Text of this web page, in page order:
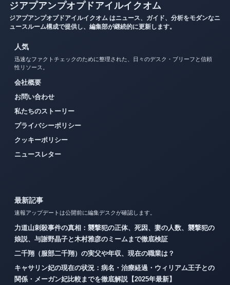
ジアプアンプオプドアイルイクオム
ジアプアンプオプドアイルイクオム はニュース、ガイド、分析をモダンなニ
ュースルーム構成で提供し、編集部が継続的に更新します。
人気
迅速なファクトチェックのために整理された、日々のデスク・ブリーフと信頼
性リソース。
会社概要
お問い合わせ
私たちのストーリー
プライバシーポリシー
クッキーポリシー
ニュースレター
最新記事
速報アップデートは公開前に編集デスクが確認します。
力道山刺殺事件の真相：襲撃犯の正体、死因、妻の人数、襲撃犯の
娘説、与謝野晶子と木村雅彦のミームまで徹底検証
二千翔（服部二千翔）の実父や年収、現在の職業は？
キャサリン妃の現在の状況：病名・治療経過・ウィリアム王子との
関係・メーガン妃比較までを徹底解説【2025年最新】